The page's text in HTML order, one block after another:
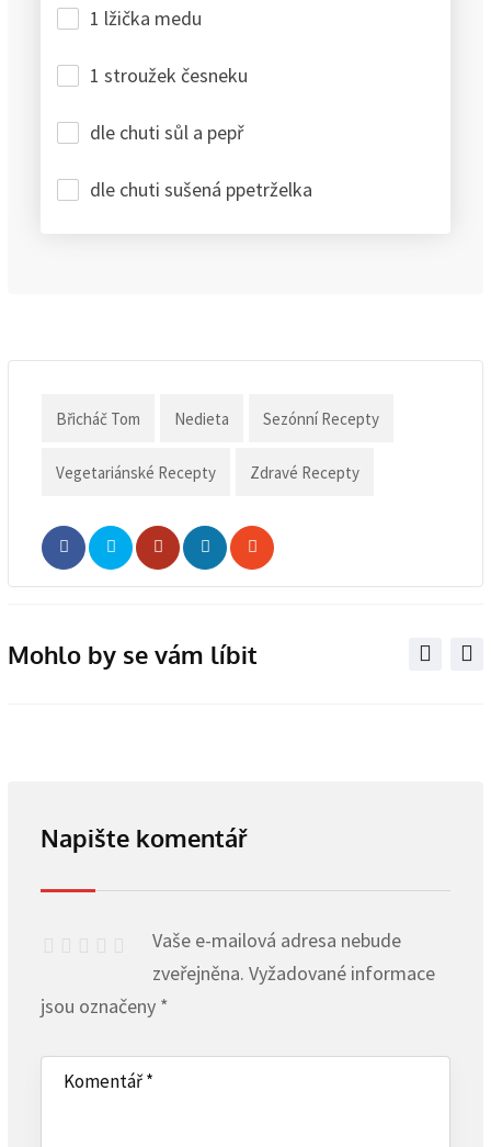
1 lžička medu
1 stroužek česneku
dle chuti sůl a pepř
dle chuti sušená ppetrželka
Břicháč Tom Nedieta Sezónní Recepty
Vegetariánské Recepty Zdravé Recepty
WhatsappShare
Print
Mohlo by se vám líbit
Napište komentář
Vaše e-mailová adresa nebude
zveřejněna. Vyžadované informace
jsou označeny *